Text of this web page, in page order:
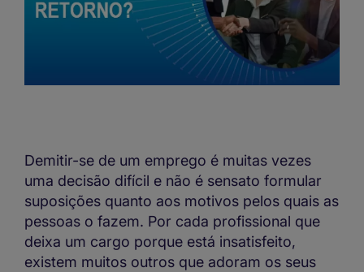
Demitir-se de um emprego é muitas vezes
uma decisão difícil e não é sensato formular
suposições quanto aos motivos pelos quais as
pessoas o fazem. Por cada profissional que
deixa um cargo porque está insatisfeito,
existem muitos outros que adoram os seus